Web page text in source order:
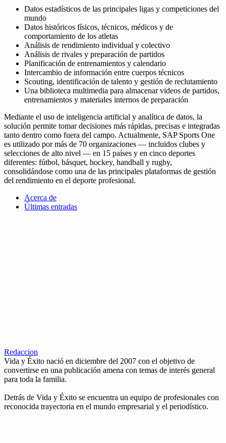
Datos estadísticos de las principales ligas y competiciones del
mundo
Datos históricos físicos, técnicos, médicos y de
comportamiento de los atletas
Análisis de rendimiento individual y colectivo
Análisis de rivales y preparación de partidos
Planificación de entrenamientos y calendario
Intercambio de información entre cuerpos técnicos
Scouting, identificación de talento y gestión de reclutamiento
Una biblioteca multimedia para almacenar videos de partidos,
entrenamientos y materiales internos de preparación
Mediante el uso de inteligencia artificial y analítica de datos, la
solución permite tomar decisiones más rápidas, precisas e integradas
tanto dentro como fuera del campo. Actualmente, SAP Sports One
es utilizado por más de 70 organizaciones — incluidos clubes y
selecciones de alto nivel — en 15 países y en cinco deportes
diferentes: fútbol, básquet, hockey, handball y rugby,
consolidándose como una de las principales plataformas de gestión
del rendimiento en el deporte profesional.
Acerca de
Últimas entradas
Redaccion
Vida y Éxito nació en diciembre del 2007 con el objetivo de
convertirse en una publicación amena con temas de interés general
para toda la familia.
Detrás de Vida y Éxito se encuentra un equipo de profesionales con
reconocida trayectoria en el mundo empresarial y el periodístico.